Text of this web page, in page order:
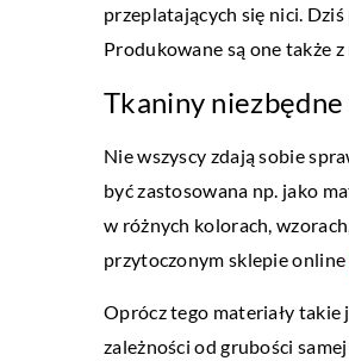
przeplatających się nici.
Produkowane są one także
Tkaniny
Nie wszyscy zdają sobie
być zastosowana np. jako
w różnych kolorach,
przytoczonym sklepie online
Oprócz tego materiały takie
zależności od grubości